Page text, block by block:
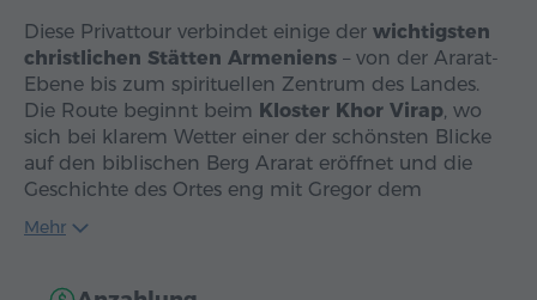
Diese Privattour verbindet einige der wichtigsten
christlichen Stätten Armeniens – von der Ararat-
Ebene bis zum spirituellen Zentrum des Landes.
Die Route beginnt beim Kloster Khor Virap, wo
sich bei klarem Wetter einer der schönsten Blicke
auf den biblischen Berg Ararat eröffnet und die
Geschichte des Ortes eng mit Gregor dem
Erleuchter…
Mehr